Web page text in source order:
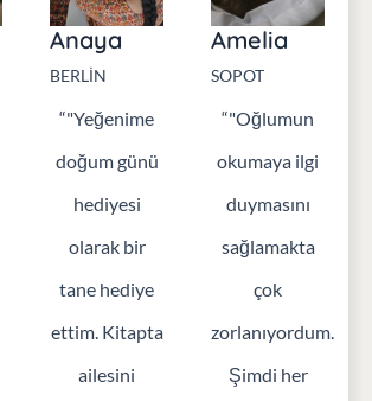
Anaya
BERLİN
“"Yeğenime
doğum günü
hediyesi
olarak bir
Amelia
SOPOT
“"Oğlumun
okumaya ilgi
duymasını
sağlamakta